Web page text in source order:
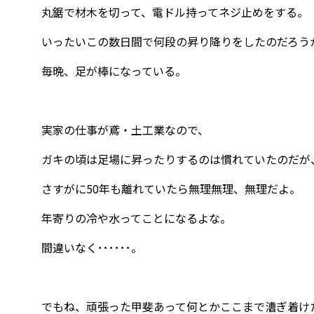
丸鋸で材木を切って、電ドル持ってネジ止めをする。
いったいこの数日間で何段の昇り降りをしたのだろう
毎晩、足が棒になっている。
実家の仕事が鳶・土工業なので、
ガキの頃は足場に昇ったりするのは慣れていたのだが、
さすがに50年も離れていたら無理無理、無理だよ。
年寄りの冷や水ってことになるよな。
間違いなく･･････。
でもね、頑張った甲斐あって何とかここまで漕ぎ着け